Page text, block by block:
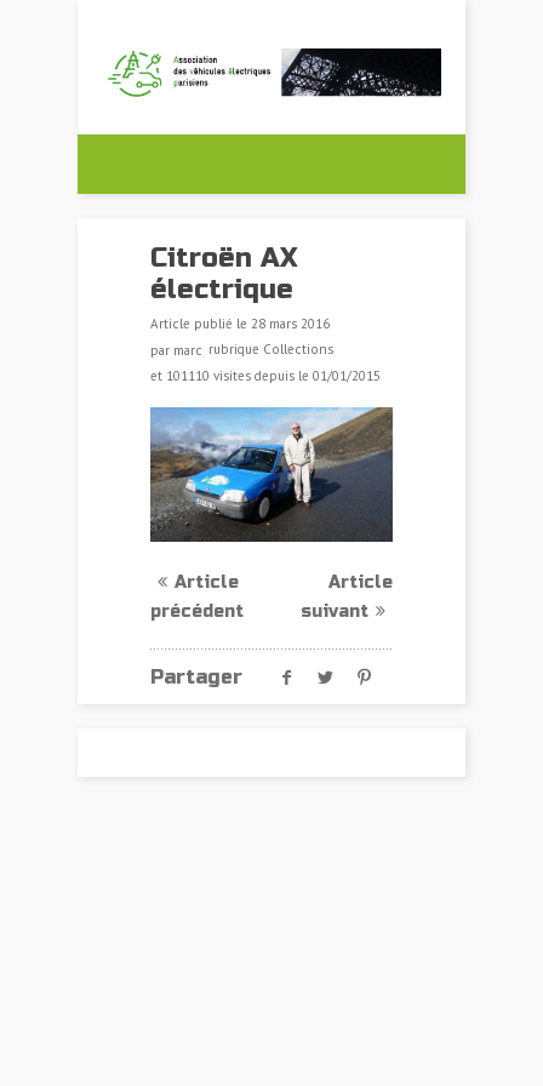
Citroën AX
électrique
Article publié le 28 mars 2016
par marc rubrique Collections
et 101110 visites depuis le 01/01/2015
Article
précédent
Article
suivant
Partager